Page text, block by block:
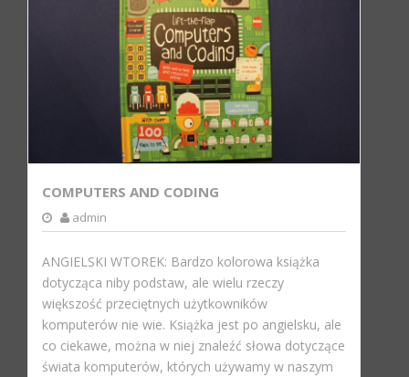
COMPUTERS AND CODING
admin
ANGIELSKI WTOREK: Bardzo kolorowa książka
dotycząca niby podstaw, ale wielu rzeczy
większość przeciętnych użytkowników
komputerów nie wie. Książka jest po angielsku, ale
co ciekawe, można w niej znaleźć słowa dotyczące
świata komputerów, których używamy w naszym